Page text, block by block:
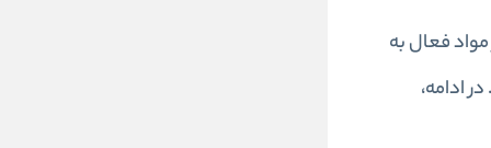
مواد فعال به
ادامه،